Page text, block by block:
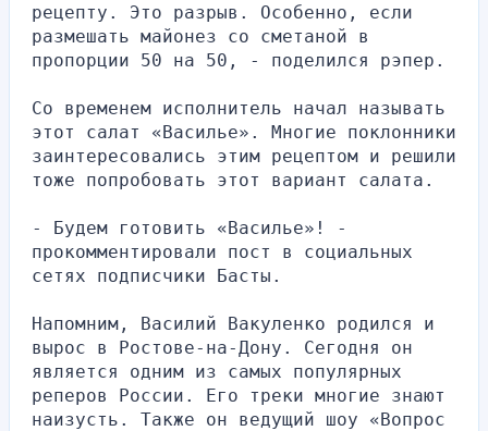
рецепту. Это разрыв. Особенно, если
размешать майонез со сметаной в
пропорции 50 на 50, - поделился рэпер.
Со временем исполнитель начал называть
этот салат «Василье». Многие поклонники
заинтересовались этим рецептом и решили
тоже попробовать этот вариант салата.
- Будем готовить «Василье»! -
прокомментировали пост в социальных
сетях подписчики Басты.
Напомним, Василий Вакуленко родился и
вырос в Ростове-на-Дону. Сегодня он
является одним из самых популярных
реперов России. Его треки многие знают
наизусть. Также он ведущий шоу «Вопрос